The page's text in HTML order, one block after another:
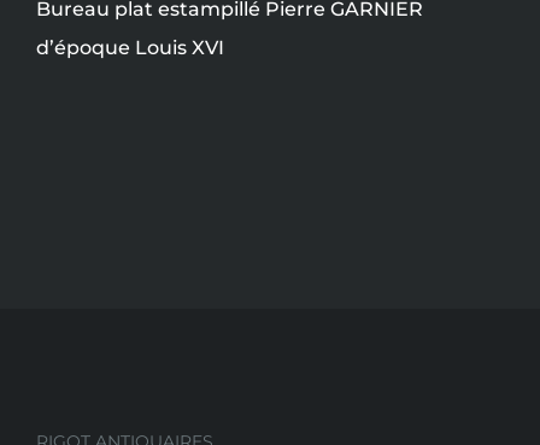
Bureau plat estampillé Pierre GARNIER
d’époque Louis XVI